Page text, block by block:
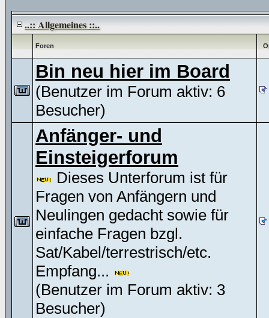
..:: Allgemeines ::..
Foren
Bin neu hier im Board
(Benutzer im Forum aktiv: 6
Besucher)
Anfänger- und
Einsteigerforum
Dieses Unterforum ist für
Fragen von Anfängern und
Neulingen gedacht sowie für
einfache Fragen bzgl.
Sat/Kabel/terrestrisch/etc.
Empfang...
(Benutzer im Forum aktiv: 3
Besucher)